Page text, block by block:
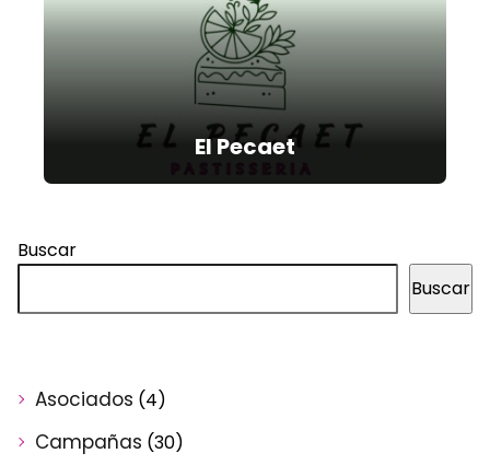
El Pecaet
Buscar
Buscar
Asociados (4)
Campañas (30)